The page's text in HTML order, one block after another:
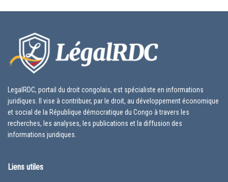
LegalRDC, portail du droit congolais, est spécialiste en informations
juridiques. Il vise à contribuer, par le droit, au développement économique
et social de la République démocratique du Congo à travers les
recherches, les analyses, les publications et la diffusion des
informations juridiques.
Liens utiles